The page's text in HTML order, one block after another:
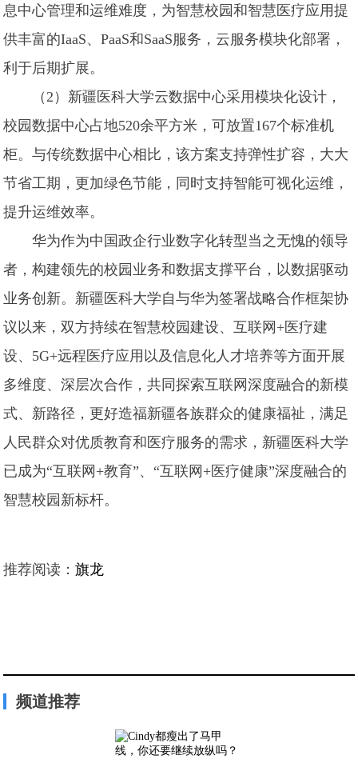
息中心管理和运维难度，为智慧校园和智慧医疗应用提
供丰富的IaaS、PaaS和SaaS服务，云服务模块化部署，
利于后期扩展。
（2）新疆医科大学云数据中心采用模块化设计，
校园数据中心占地520余平方米，可放置167个标准机
柜。与传统数据中心相比，该方案支持弹性扩容，大大
节省工期，更加绿色节能，同时支持智能可视化运维，
提升运维效率。
华为作为中国政企行业数字化转型当之无愧的领导
者，构建领先的校园业务和数据支撑平台，以数据驱动
业务创新。新疆医科大学自与华为签署战略合作框架协
议以来，双方持续在智慧校园建设、互联网+医疗建
设、5G+远程医疗应用以及信息化人才培养等方面开展
多维度、深层次合作，共同探索互联网深度融合的新模
式、新路径，更好造福新疆各族群众的健康福祉，满足
人民群众对优质教育和医疗服务的需求，新疆医科大学
已成为“互联网+教育”、“互联网+医疗健康”深度融合的
智慧校园新标杆。
推荐阅读：旗龙
频道推荐